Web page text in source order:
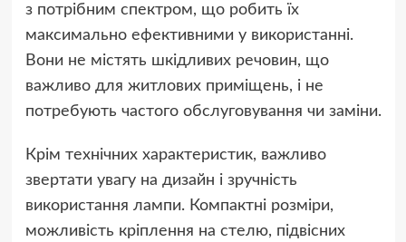
з потрібним спектром, що робить їх
максимально ефективними у використанні.
Вони не містять шкідливих речовин, що
важливо для житлових приміщень, і не
потребують частого обслуговування чи заміни.
Крім технічних характеристик, важливо
звертати увагу на дизайн і зручність
використання лампи. Компактні розміри,
можливість кріплення на стелю, підвісних